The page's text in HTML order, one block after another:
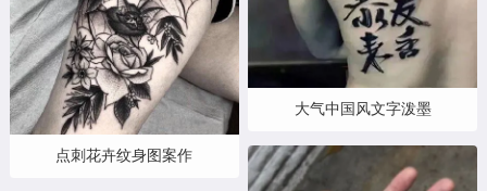
点刺花卉纹身图案作
大气中国风文字泼墨